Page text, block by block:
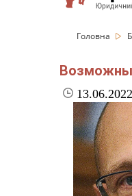
Головна
13.06.2022